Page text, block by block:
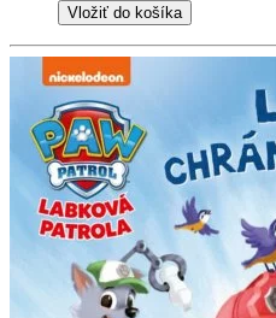
Vložiť do košíka